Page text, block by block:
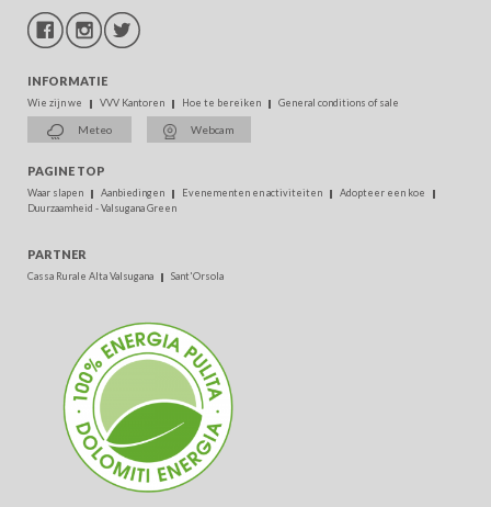
INFORMATIE
Wie zijn we VVV Kantoren Hoe te bereiken General conditions of sale
Meteo Webcam
PAGINE TOP
Waar slapen Aanbiedingen Evenementen en activiteiten
Adopteer een koe
Duurzaamheid - Valsugana Green
PARTNER
Cassa Rurale Alta Valsugana Sant'Orsola